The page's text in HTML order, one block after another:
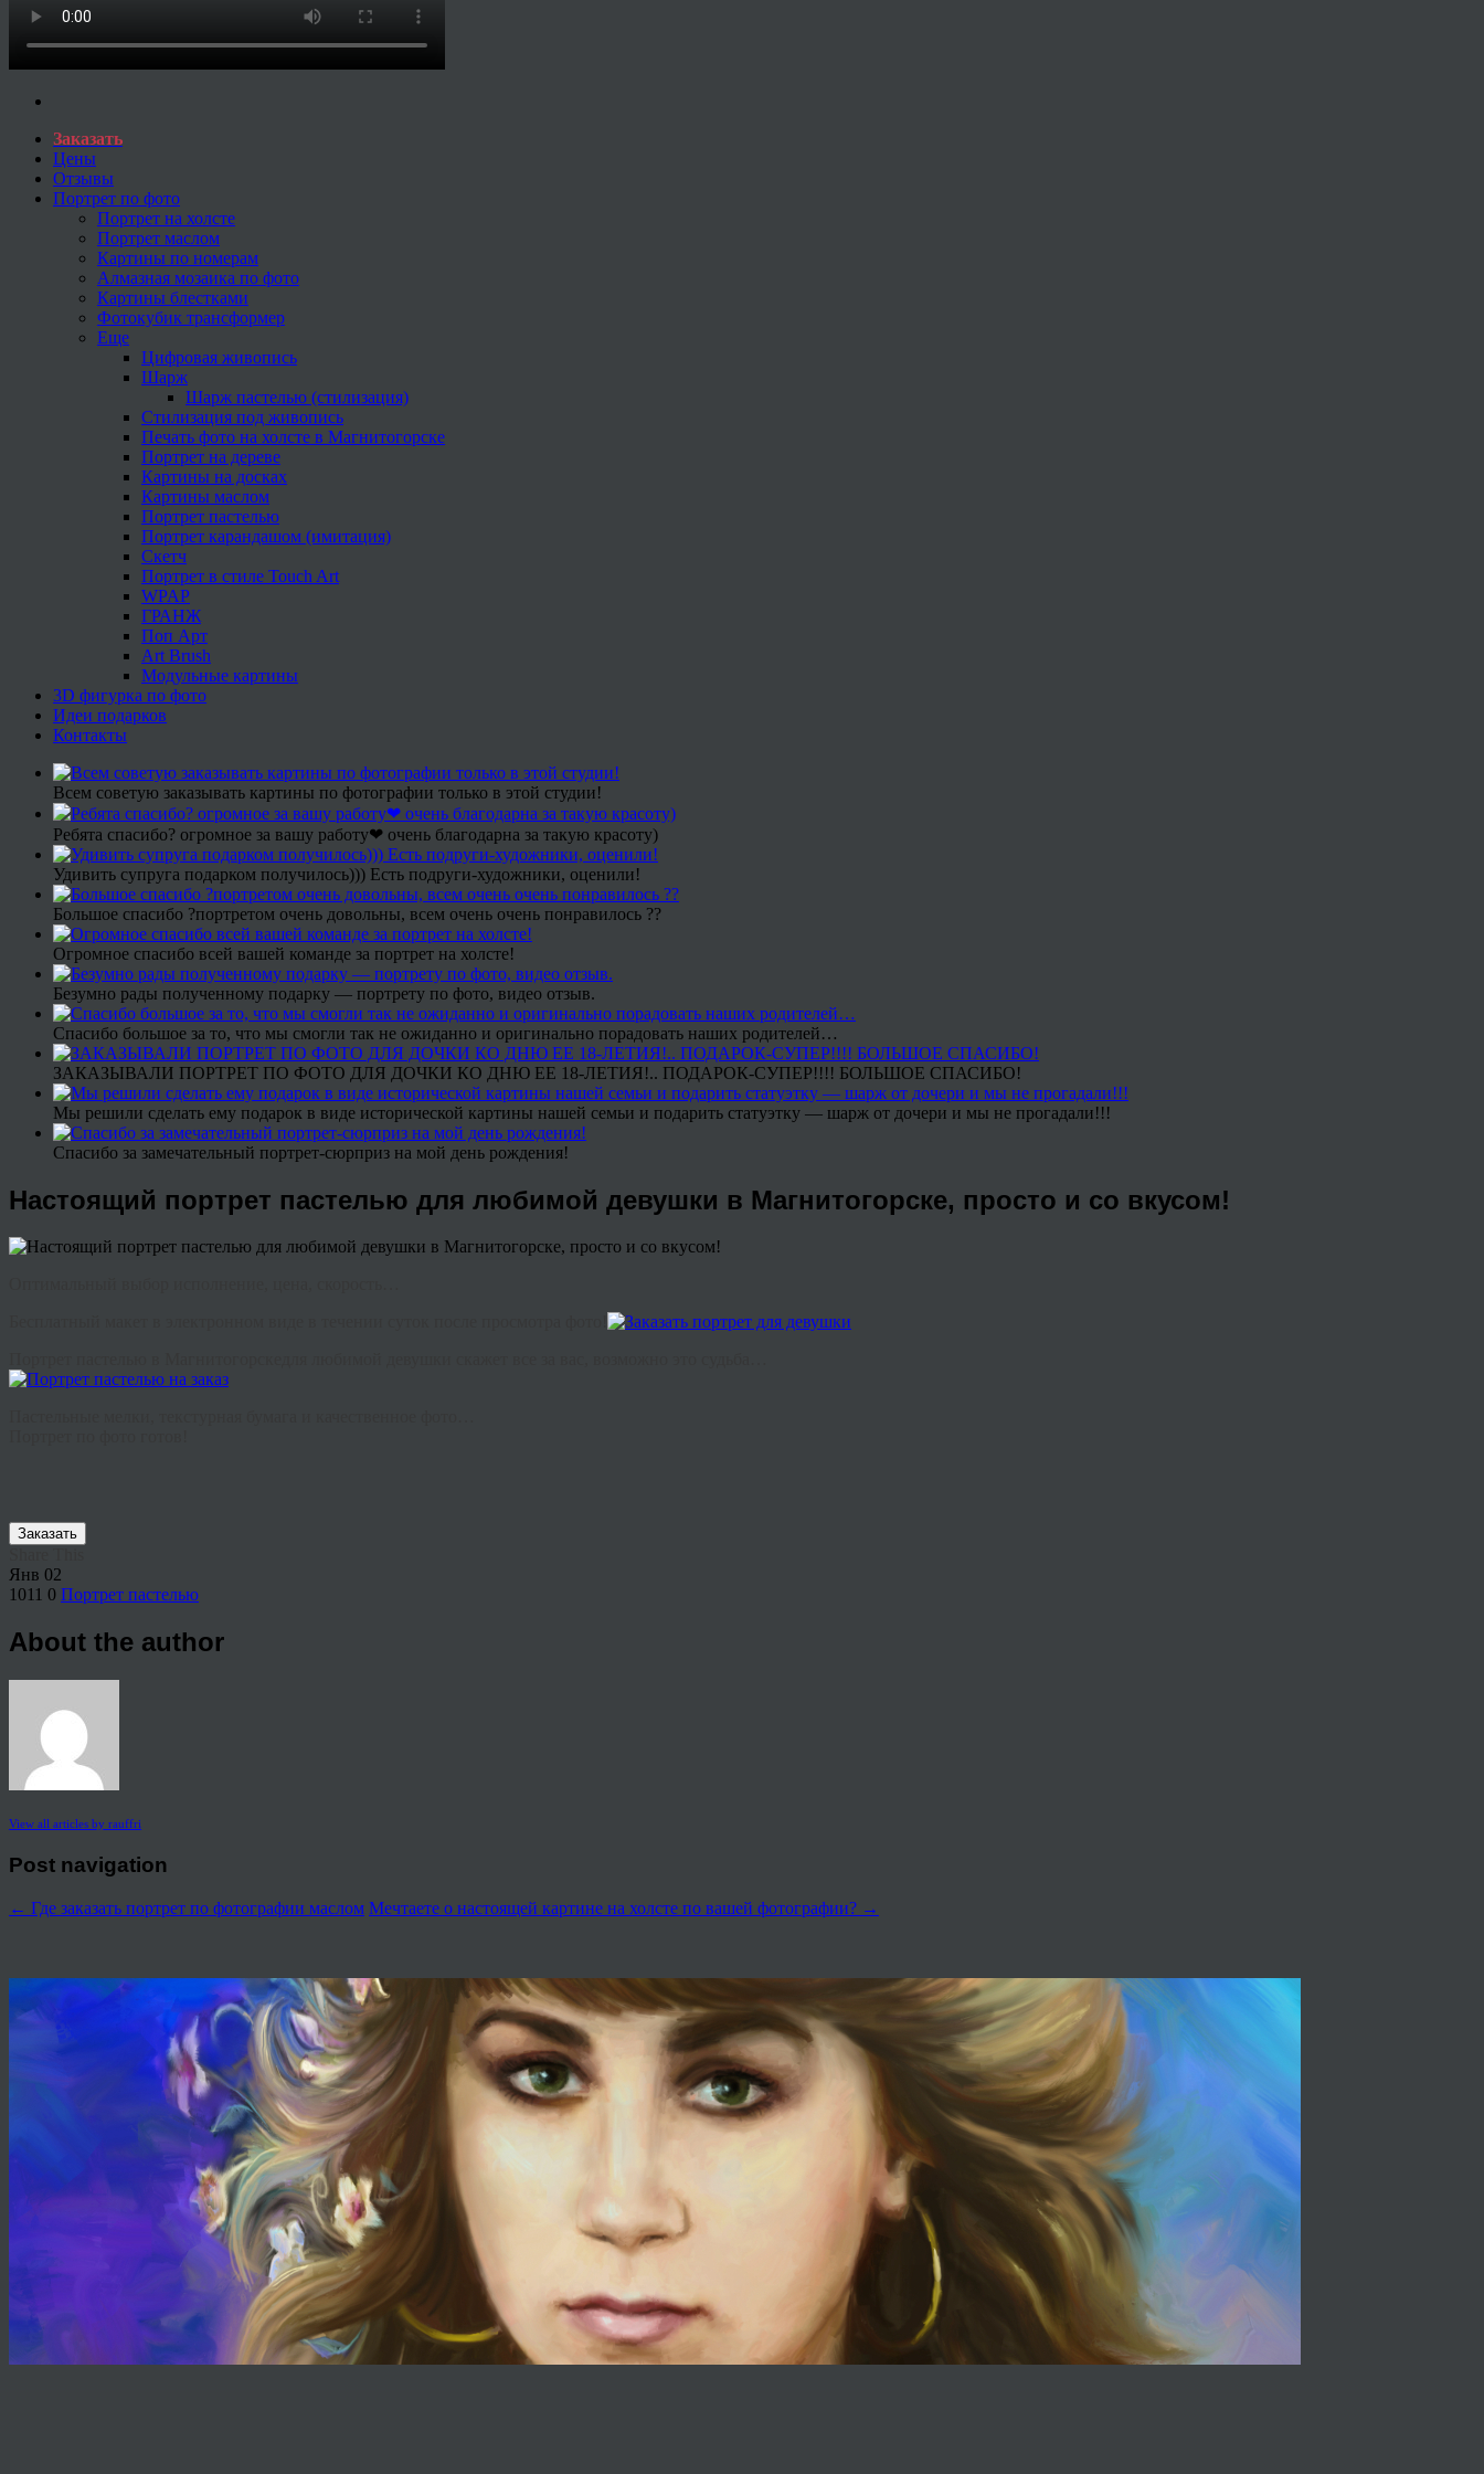
Заказать
Цены
Отзывы
Портрет по фото
Портрет на холсте
Портрет маслом
Картины по номерам
Алмазная мозаика по фото
Картины блестками
Фотокубик трансформер
Еще
Цифровая живопись
Шарж
Шарж пастелью (стилизация)
Стилизация под живопись
Печать фото на холсте в Магнитогорске
Портрет на дереве
Картины на досках
Картины маслом
Портрет пастелью
Портрет карандашом (имитация)
Скетч
Портрет в стиле Touch Art
WPAP
ГРАНЖ
Поп Арт
Art Brush
Модульные картины
3D фигурка по фото
Идеи подарков
Контакты
Всем советую заказывать картины по фотографии только в этой студии!
Ребята спасибо? огромное за вашу работу❤ очень благодарна за такую красоту)
Удивить супруга подарком получилось))) Есть подруги-художники, оценили!
Большое спасибо ?портретом очень довольны, всем очень очень понравилось ??
Огромное спасибо всей вашей команде за портрет на холсте!
Безумно рады полученному подарку — портрету по фото, видео отзыв.
Спасибо большое за то, что мы смогли так не ожиданно и оригинально порадовать наших родителей…
ЗАКАЗЫВАЛИ ПОРТРЕТ ПО ФОТО ДЛЯ ДОЧКИ КО ДНЮ ЕЕ 18-ЛЕТИЯ!.. ПОДАРОК-СУПЕР!!!! БОЛЬШОЕ СПАСИБО!
Мы решили сделать ему подарок в виде исторической картины нашей семьи и подарить статуэтку — шарж от дочери и мы не прогадали!!!
Спасибо за замечательный портрет-сюрприз на мой день рождения!
Настоящий портрет пастелью для любимой девушки в Магнитогорске, просто и со вкусом!
Заказать
Янв 02
1011 0 Портрет пастелью
About the author
View all articles by rauffri
Post navigation
← Где заказать портрет по фотографии маслом Мечтаете о настоящей картине на холсте по вашей фотографии? →